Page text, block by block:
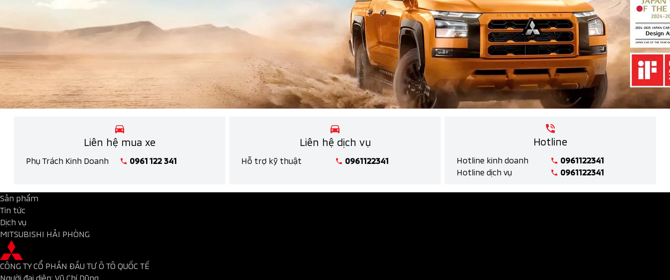
Liên hệ mua xe
Phụ Trách Kinh Doanh 0961 122 341
Liên hệ dịch vụ
Hỗ trợ kỹ thuật 0961122341
Hotline
Hotline kinh doanh
Hotline dịch vụ
0961122341
0961122341
Sản phẩm
Tin tức
Dịch vụ
MITSUBISHI HẢI PHÒNG
CÔNG TY CỔ PHẦN ĐẦU TƯ Ô TÔ QUỐC TẾ
Người đại diện: Vũ Chí Dũng